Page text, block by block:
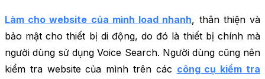
Làm cho website của mình load nhanh, thân thiện và
bảo mật cho thiết bị di động, do đó là thiết bị chính mà
người dùng sử dụng Voice Search. Người dùng cũng nên
kiểm tra website của mình trên các công cụ kiểm tra